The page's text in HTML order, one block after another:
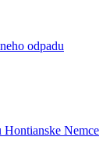
odpadu
Hontianske Nemce